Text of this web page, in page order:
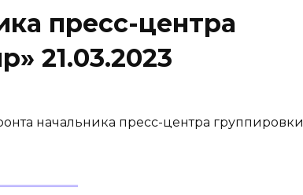
пресс-центра
21.03.2023
начальника пресс-центра группировки